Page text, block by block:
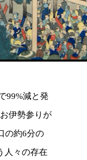
99%減と発
伊勢参りが
の約6分の
人々の存在